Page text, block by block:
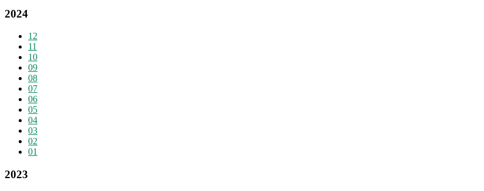
2024
12
11
10
09
08
07
06
05
04
03
02
01
2023